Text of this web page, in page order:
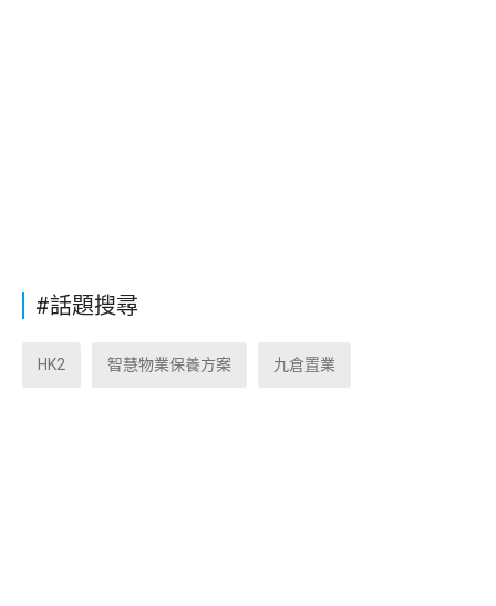
#話題搜尋
HK2 智慧物業保養方案 九倉置業